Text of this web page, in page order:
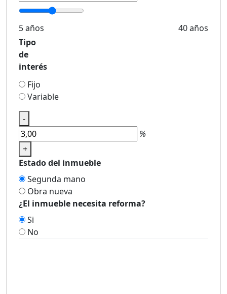
5 años
40 años
Tipo
de
interés
Fijo
Variable
-
%
+
Estado del inmueble
Segunda mano
Obra nueva
¿El inmueble necesita reforma?
Si
No